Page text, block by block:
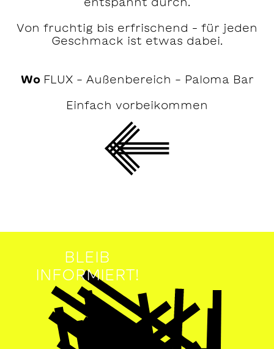
Von fruchtig bis erfrischend – für jeden
Geschmack ist etwas dabei.
Wo FLUX - Außenbereich - Paloma Bar
Einfach vorbeikommen
BLEIB
INFORMIERT!